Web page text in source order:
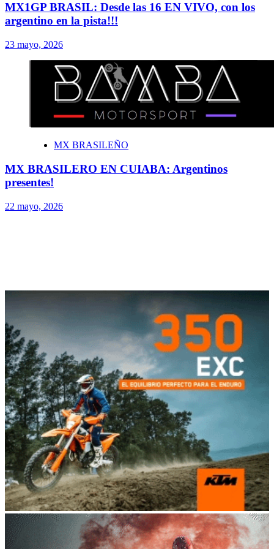
MX1GP BRASIL: Desde las 16 EN VIVO, con los
argentino en la pista!!!
23 mayo, 2026
MX BRASILEÑO
MX BRASILERO EN CUIABA: Argentinos
presentes!
22 mayo, 2026